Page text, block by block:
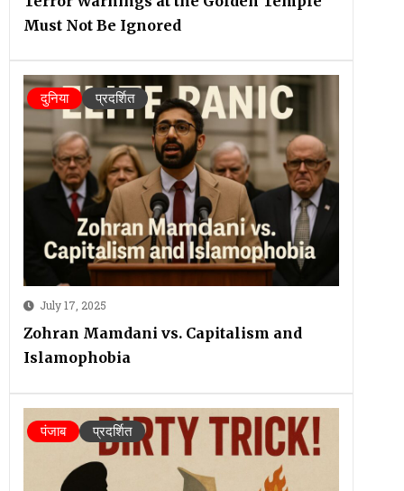
Must Not Be Ignored
July 17, 2025
Zohran Mamdani vs. Capitalism and
Islamophobia
दुनिया प्रदर्शित
पंजाब प्रदर्शित